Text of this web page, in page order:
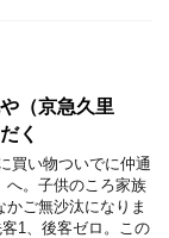
（京急久里
く
買い物ついでに仲通
へ。子供のころ家族
ご無沙汰になりま
1、後客ゼロ。この